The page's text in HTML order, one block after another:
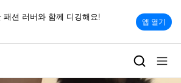
션 러버와 함께 디깅해요!
앱 열기